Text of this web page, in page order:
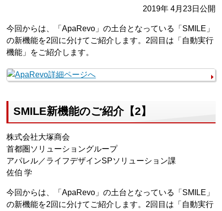
2019年 4月23日公開
今回からは、「ApaRevo」の土台となっている「SMILE」
の新機能を2回に分けてご紹介します。2回目は「自動実行
機能」をご紹介します。
SMILE新機能のご紹介【2】
株式会社大塚商会
首都圏ソリューショングループ
アパレル／ライフデザインSPソリューション課
佐伯 学
今回からは、「ApaRevo」の土台となっている「SMILE」
の新機能を2回に分けてご紹介します。2回目は「自動実行